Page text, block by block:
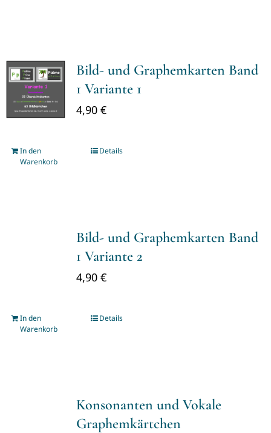
Bild- und Graphemkarten Band
1 Variante 1
4,90 €
In den
Warenkorb
Details
Bild- und Graphemkarten Band
1 Variante 2
4,90 €
In den
Warenkorb
Details
Konsonanten und Vokale
Graphemkärtchen